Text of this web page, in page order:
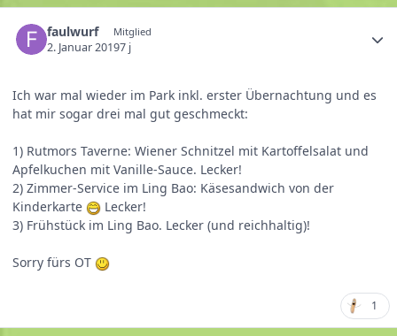
faulwurf Mitglied
2. Januar 20197 j
Ich war mal wieder im Park inkl. erster Übernachtung und es
hat mir sogar drei mal gut geschmeckt:
1) Rutmors Taverne: Wiener Schnitzel mit Kartoffelsalat und
Apfelkuchen mit Vanille-Sauce. Lecker!
2) Zimmer-Service im Ling Bao: Käsesandwich von der
Kinderkarte
Lecker!
3) Frühstück im Ling Bao. Lecker (und reichhaltig)!
Sorry fürs OT
1